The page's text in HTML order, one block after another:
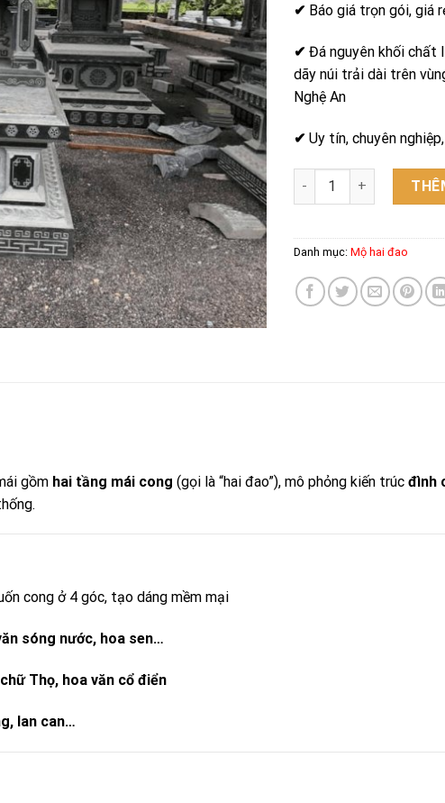
✔ Báo giá trọn gói, giá
✔ Đá nguyên khối chất
dãy núi trải dài trên
Nghệ An
✔ Uy tín, chuyên
Mộ hai đao - Mẫu 05 số
Danh mục: Mộ hai đao
gồm hai tầng mái cong (gọi là “hai đao”), mô phỏng kiến trúc đình
cong ở 4 góc, tạo dáng mềm mại
sóng nước, hoa sen…
Thọ, hoa văn cổ điển
lan can…